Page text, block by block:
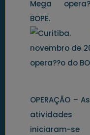
OPERAÇÃO – As
atividades
iniciaram-se